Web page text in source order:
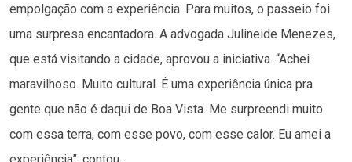
empolgação com a experiência. Para muitos, o passeio foi
uma surpresa encantadora. A advogada Julineide Menezes,
que está visitando a cidade, aprovou a iniciativa. “Achei
maravilhoso. Muito cultural. É uma experiência única pra
gente que não é daqui de Boa Vista. Me surpreendi muito
com essa terra, com esse povo, com esse calor. Eu amei a